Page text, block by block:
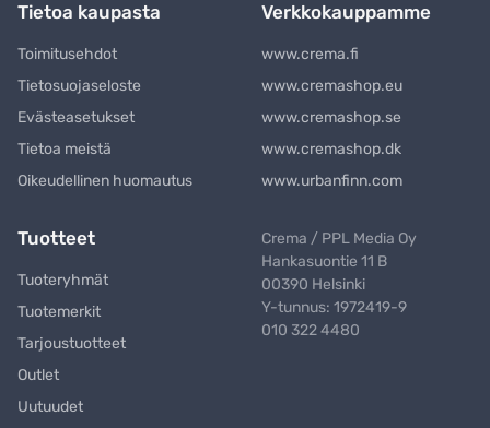
Tietoa kaupasta
Toimitusehdot
Tietosuojaseloste
Evästeasetukset
Tietoa meistä
Oikeudellinen huomautus
Verkkokauppamme
www.crema.fi
www.cremashop.eu
www.cremashop.se
www.cremashop.dk
www.urbanfinn.com
Tuotteet
Tuoteryhmät
Tuotemerkit
Tarjoustuotteet
Outlet
Uutuudet
Crema / PPL Media Oy
Hankasuontie 11 B
00390 Helsinki
Y-tunnus: 1972419-9
010 322 4480